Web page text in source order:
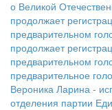
о Великой
продолжает
предварительном
продолжает
предварительном
предварительное
Вероника Ларина -
отделения партии